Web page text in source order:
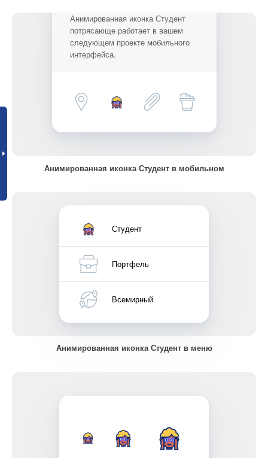
Анимированная иконка Студент
потрясающе работает в вашем
следующем проекте мобильного
интерфейса.
Анимированная иконка Студент в мобильном
Студент
Портфель
Всемирный
Анимированная иконка Студент в меню